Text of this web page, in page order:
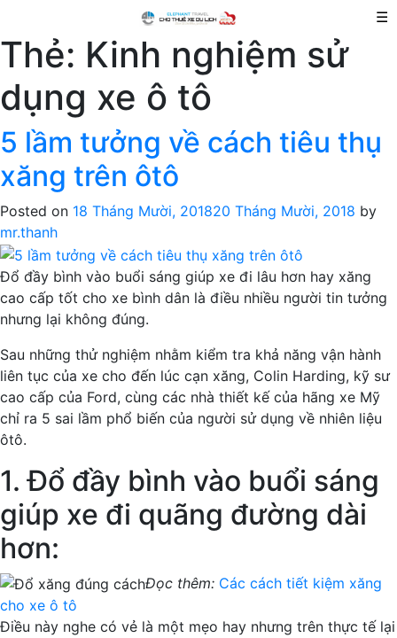
☰
Thẻ: Kinh nghiệm sử
dụng xe ô tô
5 lầm tưởng về cách tiêu thụ
xăng trên ôtô
Posted on 18 Tháng Mười, 201820 Tháng Mười, 2018 by
mr.thanh
Đổ đầy bình vào buổi sáng giúp xe đi lâu hơn hay xăng
cao cấp tốt cho xe bình dân là điều nhiều người tin tưởng
nhưng lại không đúng.
Sau những thử nghiệm nhằm kiểm tra khả năng vận hành
liên tục của xe cho đến lúc cạn xăng, Colin Harding, kỹ sư
cao cấp của Ford, cùng các nhà thiết kế của hãng xe Mỹ
chỉ ra 5 sai lầm phổ biến của người sử dụng về nhiên liệu
ôtô.
1. Đổ đầy bình vào buổi sáng
giúp xe đi quãng đường dài
hơn:
Đọc thêm: Các cách tiết kiệm xăng
cho xe ô tô
Điều này nghe có vẻ là một mẹo hay nhưng trên thực tế lại